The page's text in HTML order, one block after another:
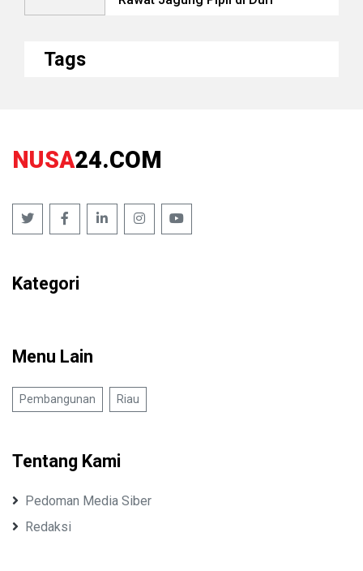
Tags
NUSA24.COM
Kategori
Menu Lain
Pembangunan Riau
Tentang Kami
Pedoman Media Siber
Redaksi